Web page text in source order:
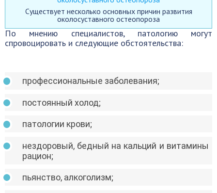
Существует несколько основных причин развития
околосуставного остеопороза
По мнению специалистов, патологию могут
спровоцировать и следующие обстоятельства:
профессиональные заболевания;
постоянный холод;
патологии крови;
нездоровый, бедный на кальций и витамины
рацион;
пьянство, алкоголизм;